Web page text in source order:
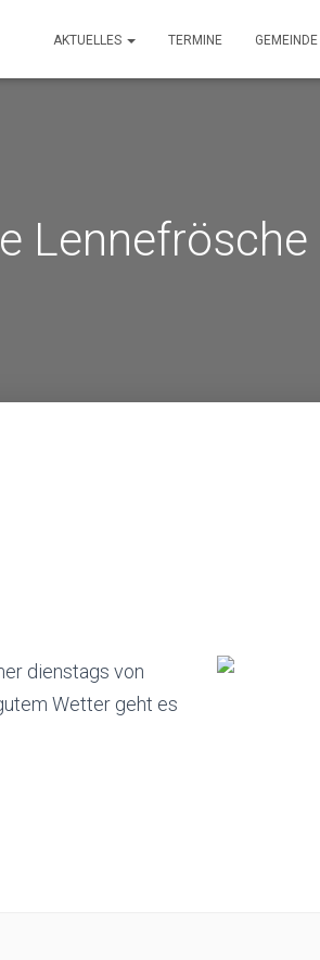
AKTUELLES TERMINE GEMEINDE
Lennefrösche
dienstags von
Wetter geht es